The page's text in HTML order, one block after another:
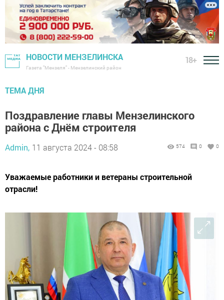
НОВОСТИ МЕНЗЕЛИНСКА
Газета "Мензеля" - Мензелинский район
18+
ТЕМА ДНЯ
Поздравление главы Мензелинского
района с Днём строителя
Admin, 11 августа 2024 - 08:58 574 0 0
Уважаемые работники и ветераны строительной
отрасли!